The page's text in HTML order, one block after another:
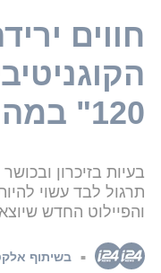
חווים
120" במהלך חדשני
בעיות בזיכרון
תרגול לבד עשוי
והפיילוט החדש
■ בשיתוף